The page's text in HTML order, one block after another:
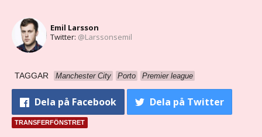
Emil Larsson
Twitter: @Larssonsemil
TAGGAR Manchester City Porto Premier league
Dela på Facebook Dela på Twitter
TRANSFERFÖNSTRET